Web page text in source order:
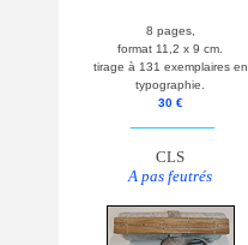
8 pages,
format 11,2 x 9 cm.
tirage à 131 exemplaires en
typographie.
30 €
CLS
A pas feutrés